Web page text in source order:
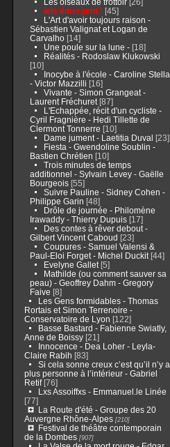
iels émergent ! [45]
L'Art d'avoir toujours raison -
Sébastien Valignat et Logan de
Carvalho[14]
Une poule sur la lune -[18]
Réalités - Rodoslaw Klukowski
[10]
Inocybe à l'école - Caroline Stella
- Victor Mazzilli [16]
Vivante - Simon Grangeat -
Laurent Fréchuret[87]
L'Echappée, récit d'un cycliste -
Cyril Fragnière - Hedi Tillette de
Clermont Tonnerre [10]
Dame jument - Laetitia Duval [23]
Fiesta - Gwendoline Soublin -
Bastien Chrétien [10]
Trois minutes de temps
additionnel - Sylvain Levey - Gaëlle
Bourgeois[55]
Suivre Pauline - Sidney Cohen -
Philippe Garin [48]
Drôle de journée - Philomène
Irawaddy - Thierry Dupuis[17]
Des contes à rêver debout -
Gilbert Vincent Caboud [23]
Coupures - Samuel Valensi &
Paul-Eloi Forget - Michel Duckit[44]
Evelyne Gallet[5]
Mathilde (ou comment sauver sa
peau) - Geoffrey Dahm - Gregory
Faive [8]
Les Gens formidables - Thomas
Rortais et Simon Terrenoire -
Conservatoire de Lyon [122]
Basse Bastard - Fabienne Swiatly,
Anne de Boissy[21]
Innocence - Dea Loher - Leyla-
Claire Rabih [83]
Si cela sonne creux c’est qu’il n’y a
plus personne à l’intérieur - Gabriel
Retif[76]
Lxs Assoiffxs - Emmanuel.le Linée
[77]
La Route d'été - Groupe des 20
Auvergne Rhône-Alpes[210]
Festival de théâtre contemporain
de la Dombes[907]